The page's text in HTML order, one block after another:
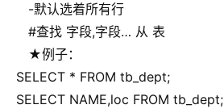
-默认选着所有行
#查找 字段,字段… 从 表
★例子：
SELECT * FROM tb_dept;
SELECT NAME,loc FROM tb_dept;